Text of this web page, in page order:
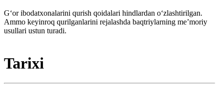
Gʻor ibodatxonalarini qurish qoidalari hindlardan oʻzlashtirilgan.
Ammo keyinroq qurilganlarini rejalashda baqtriylarning meʼmoriy
usullari ustun turadi.
Tarixi